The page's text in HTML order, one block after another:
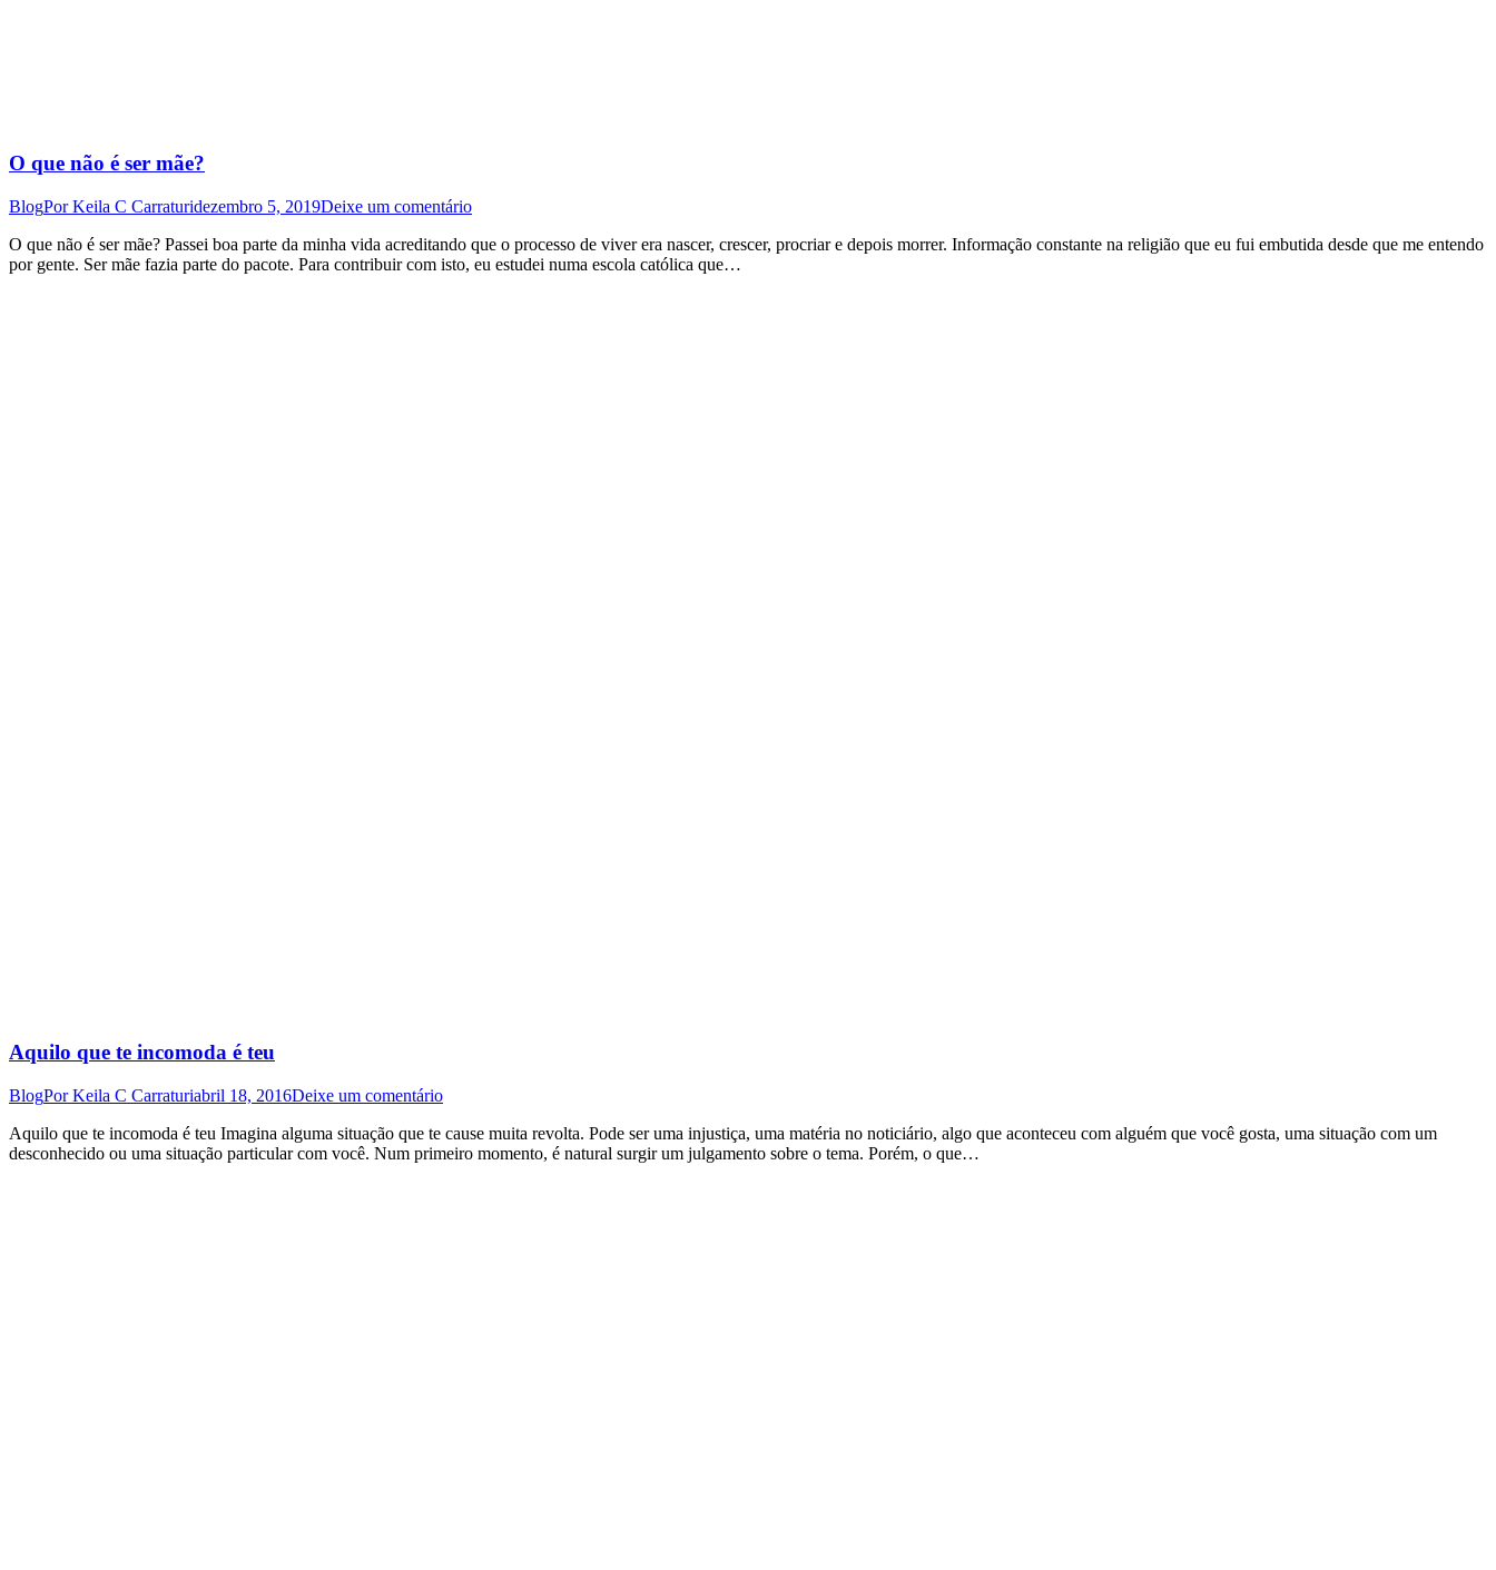
O que não é ser mãe?
BlogPorKeila C Carraturidezembro 5, 2019Deixe um comentário
O que não é ser mãe? Passei boa parte da minha vida acreditando que o processo de viver era nascer, crescer, procriar e depois morrer. Informação constante na religião que eu fui embutida desde que me entendo
por gente. Ser mãe fazia parte do pacote. Para contribuir com isto, eu estudei numa escola católica que…
Aquilo que te incomoda é teu
BlogPorKeila C Carraturiabril 18, 2016Deixe um comentário
Aquilo que te incomoda é teu Imagina alguma situação que te cause muita revolta. Pode ser uma injustiça, uma matéria no noticiário, algo que aconteceu com alguém que você gosta, uma situação com um
desconhecido ou uma situação particular com você. Num primeiro momento, é natural surgir um julgamento sobre o tema. Porém, o que…